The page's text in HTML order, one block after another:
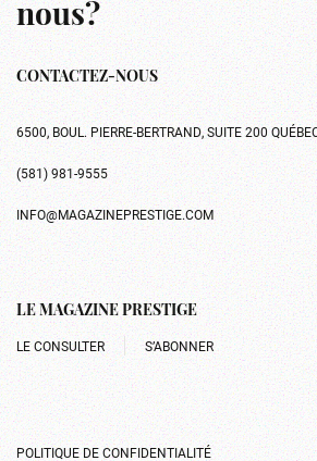
nous?
CONTACTEZ-NOUS
6500, BOUL. PIERRE-BERTRAND, SUITE 200
(581) 981-9555
INFO@MAGAZINEPRESTIGE.COM
LE MAGAZINE PRESTIGE
LE CONSULTER S’ABONNER
POLITIQUE DE CONFIDENTIALITÉ